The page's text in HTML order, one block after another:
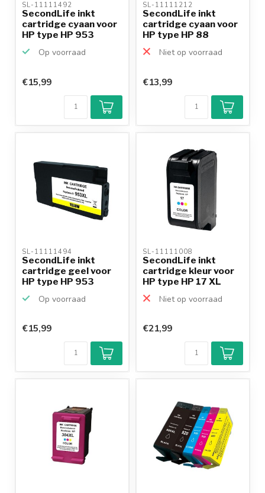
SL-11111492
SecondLife inkt
cartridge cyaan voor
HP type HP 953
Op voorraad
€15,99
SL-11111212
SecondLife inkt
cartridge cyaan voor
HP type HP 88
Niet op voorraad
€13,99
SL-11111494
SecondLife inkt
cartridge geel voor
HP type HP 953
Op voorraad
€15,99
SL-11111008
SecondLife inkt
cartridge kleur voor
HP type HP 17 XL
Niet op voorraad
€21,99